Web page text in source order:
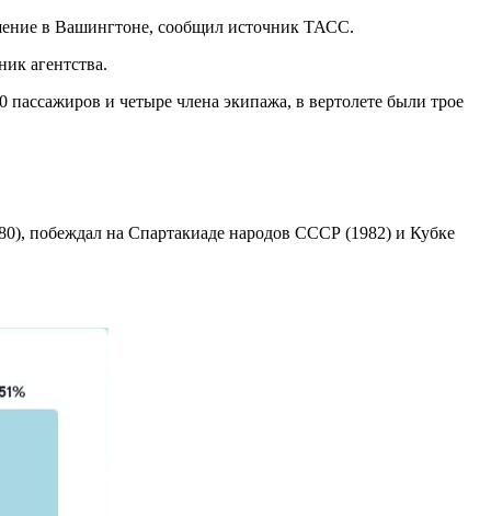
в Вашингтоне, сообщил источник ТАСС.
агентства.
и четыре члена экипажа, в вертолете были трое
побеждал на Спартакиаде народов СССР (1982) и Кубке